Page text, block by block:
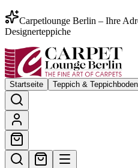
Carpetlounge Berlin – Ihre
Designerteppiche
Startseite Teppich & Teppichboden